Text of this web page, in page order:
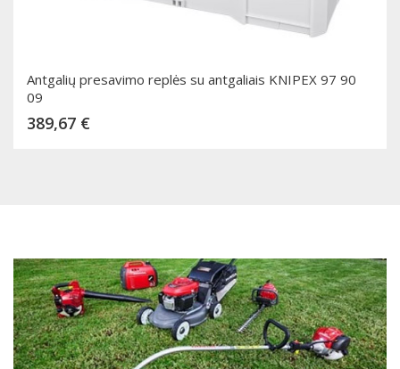
Antgalių presavimo replės su antgaliais KNIPEX 97 90
09
389,67 €